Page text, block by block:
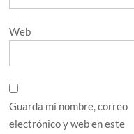
Web
Guarda mi nombre, correo
electrónico y web en este